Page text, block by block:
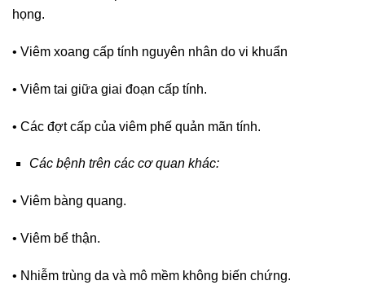
họng.
• Viêm xoang cấp tính nguyên nhân do vi khuẩn
• Viêm tai giữa giai đoạn cấp tính.
• Các đợt cấp của viêm phế quản mãn tính.
Các bệnh trên các cơ quan khác:
• Viêm bàng quang.
• Viêm bể thận.
• Nhiễm trùng da và mô mềm không biến chứng.